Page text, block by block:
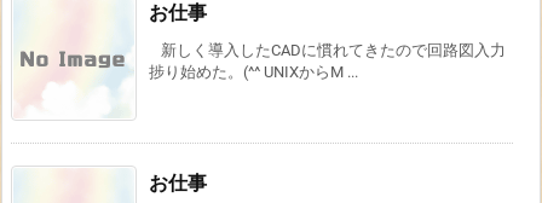
お仕事
新しく導入したCADに慣れてきたので回路図入力
捗り始めた。(^^ UNIXからM ...
お仕事